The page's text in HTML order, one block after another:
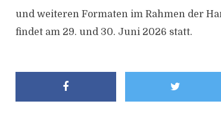
und weiteren Formaten im Rahmen der
findet am 29. und 30. Juni 2026 statt.